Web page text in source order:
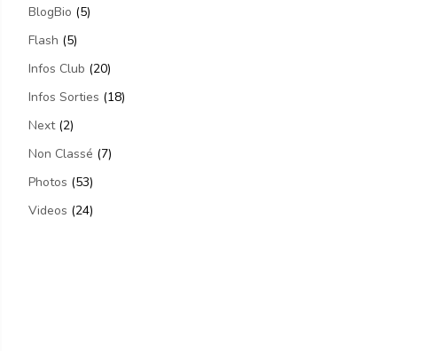
BlogBio (5)
Flash (5)
Infos Club (20)
Infos Sorties (18)
Next(2)
Non Classé (7)
Photos (53)
Videos (24)